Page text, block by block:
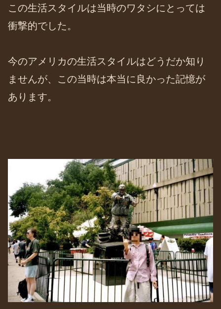
この生活スタイルは当時のワタシにとっては
衝撃的でした。
今のアメリカの生活スタイルはどうだか知り
ませんが、この当時は本当に良かった記憶が
あります。